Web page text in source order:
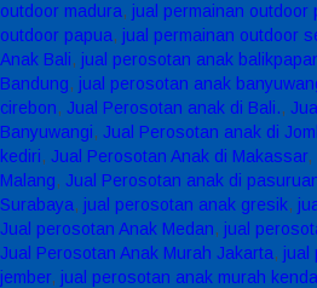
outdoor madura, jual permainan outdoor
outdoor papua, jual permainan outdoor
Anak Bali, jual perosotan anak
Bandung, jual perosotan anak
cirebon, Jual Perosotan anak di Bali.,
Banyuwangi, Jual Perosotan anak di
kediri, Jual Perosotan Anak di Makassar,
Malang, Jual Perosotan anak di
Surabaya, jual perosotan anak gresik,
Jual perosotan Anak Medan, jual
Jual Perosotan Anak Murah Jakarta, jual
jember, jual perosotan anak murah